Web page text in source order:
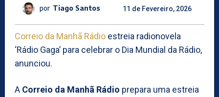
por Tiago Santos 11 de Fevereiro, 2026
Correio da Manhã Rádio estreia radionovela
‘Rádio Gaga’ para celebrar o Dia Mundial da Rádio,
anunciou.
A Correio da Manhã Rádio prepara uma estreia